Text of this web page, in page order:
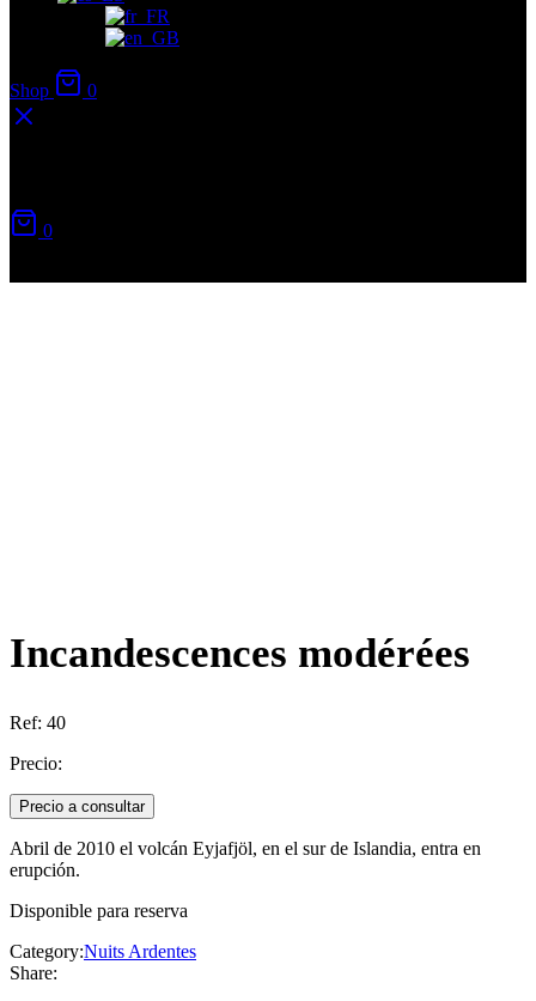
Shop 0
0
Incandescences modérées
Ref: 40
Precio:
Precio a consultar
Abril de 2010 el volcán Eyjafjöl, en el sur de Islandia, entra en
erupción.
Disponible para reserva
Category:Nuits Ardentes
Share: